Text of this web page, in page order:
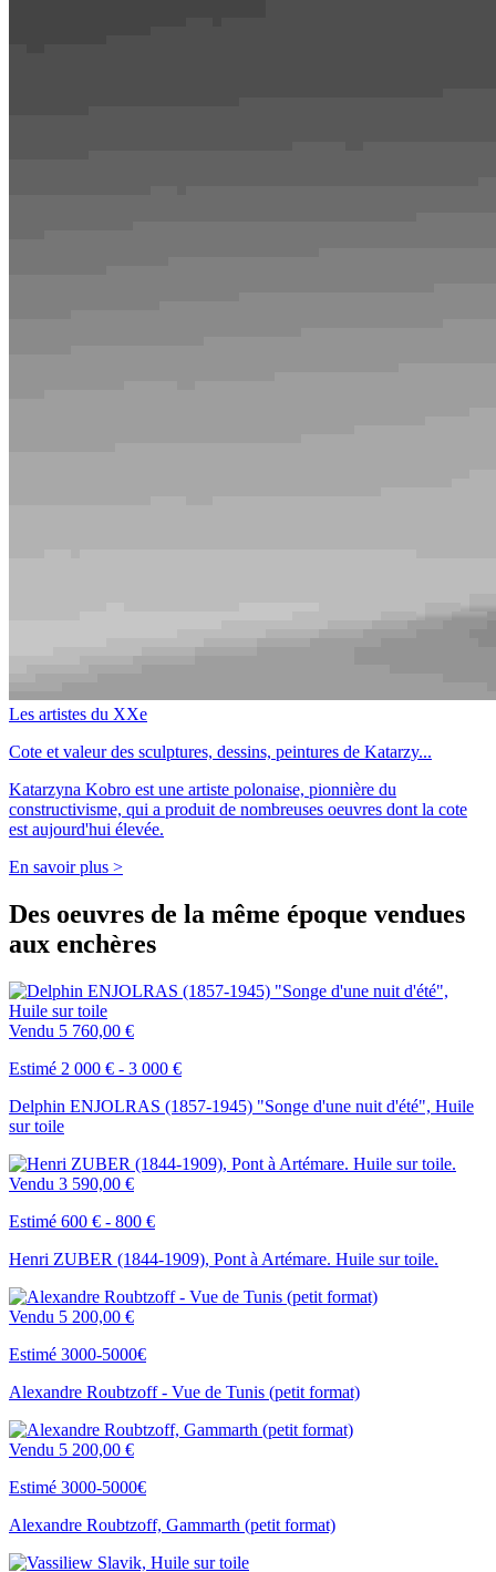
Les artistes du XXe
Cote et valeur des sculptures, dessins, peintures de Katarzy...
Katarzyna Kobro est une artiste polonaise, pionnière du
constructivisme, qui a produit de nombreuses oeuvres dont la cote
est aujourd'hui élevée.
En savoir plus >
Des oeuvres de la même époque vendues
aux enchères
Vendu 5 760,00 €
Estimé 2 000 € - 3 000 €
Delphin ENJOLRAS (1857-1945) "Songe d'une nuit d'été", Huile
sur toile
Vendu 3 590,00 €
Estimé 600 € - 800 €
Henri ZUBER (1844-1909), Pont à Artémare. Huile sur toile.
Vendu 5 200,00 €
Estimé 3000-5000€
Alexandre Roubtzoff - Vue de Tunis (petit format)
Vendu 5 200,00 €
Estimé 3000-5000€
Alexandre Roubtzoff, Gammarth (petit format)